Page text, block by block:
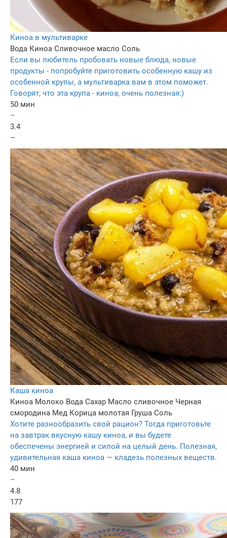
Киноа в мультиварке
Вода Киноа Сливочное масло Соль
Если вы любитель пробовать новые блюда, новые
продукты - попробуйте приготовить особенную кашу из
особенной крупы, а мультиварка вам в этом поможет.
Говорят, что эта крупа - киноа, очень полезная:)
50 мин
–
3.4
–
Каша киноа
Киноа Молоко Вода Сахар Масло сливочное Черная
смородина Мед Корица молотая Груша Соль
Хотите разнообразить свой рацион? Тогда приготовьте
на завтрак вкусную кашу киноа, и вы будете
обеспечены энергией и силой на целый день. Полезная,
удивительная каша киноа — кладезь полезных веществ.
40 мин
–
4.8
177